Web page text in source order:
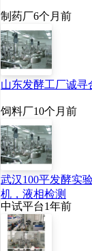
制药厂6个月前
山东发酵工厂诚寻
饲料厂10个月前
武汉100平发酵实
机，液相检测
中试平台1年前